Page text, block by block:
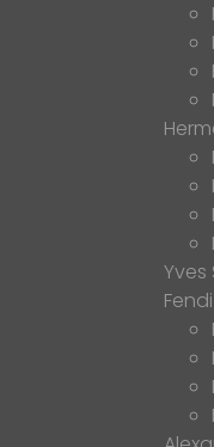
Yves
Fendi